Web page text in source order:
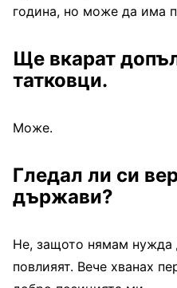
година, но може да има
Ще вкарат
татковци.
Може.
Гледал ли си
държави?
Не, защото нямам нужда
повлияят. Вече хванах